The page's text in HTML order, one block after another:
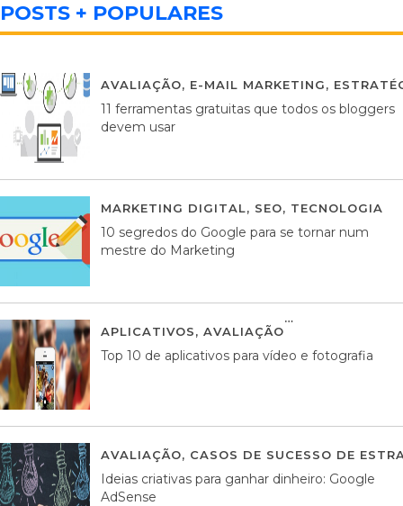
POSTS + POPULARES
AVALIAÇÃO, E-MAIL MARKETING,
11 ferramentas gratuitas que todos os bloggers
devem usar
MARKETING DIGITAL, SEO, TECNOLOGIA
10 segredos do Google para se tornar num
mestre do Marketing
APLICATIVOS, AVALIAÇÃO
Top 10 de aplicativos para vídeo e fotografia
AVALIAÇÃO, CASOS DE SUCESSO DE
Ideias criativas para ganhar dinheiro: Google
AdSense